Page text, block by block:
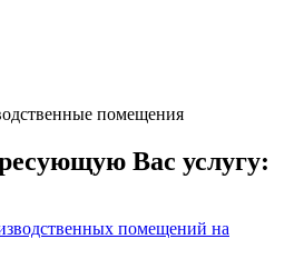
помещения
Вас услугу:
помещений на